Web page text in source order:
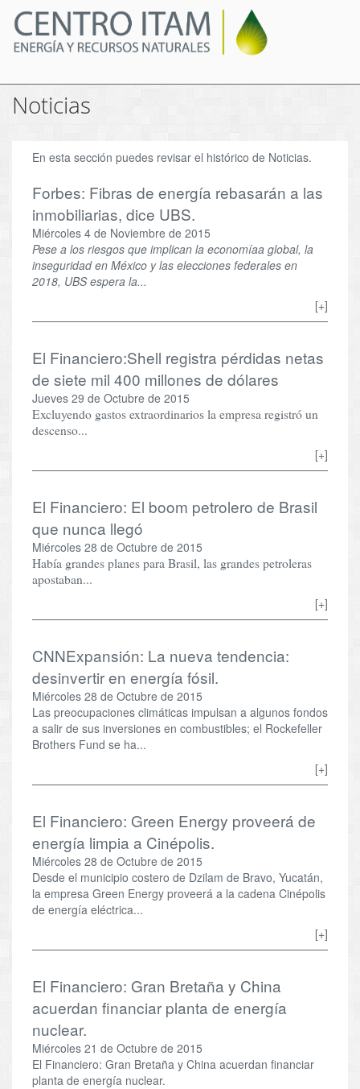
Pasar
contenido
principal
Noticias
En esta sección puedes revisar el histórico de Noticias.
Forbes: Fibras de energía rebasarán a las
inmobiliarias, dice UBS.
Miércoles 4 de Noviembre de 2015
Pese a los riesgos que implican la economíaa global, la
inseguridad en México y las elecciones federales en
2018, UBS espera la...
[+]
El Financiero:Shell registra pérdidas netas
de siete mil 400 millones de dólares
Jueves 29 de Octubre de 2015
Excluyendo gastos extraordinarios la empresa registró un
descenso...
[+]
El Financiero: El boom petrolero de Brasil
que nunca llegó
Miércoles 28 de Octubre de 2015
Había grandes planes para Brasil, las grandes petroleras
apostaban...
[+]
CNNExpansión: La nueva tendencia:
desinvertir en energía fósil.
Miércoles 28 de Octubre de 2015
Las preocupaciones climáticas impulsan a algunos fondos
a salir de sus inversiones en combustibles; el Rockefeller
Brothers Fund se ha...
[+]
El Financiero: Green Energy proveerá de
energía limpia a Cinépolis.
Miércoles 28 de Octubre de 2015
Desde el municipio costero de Dzilam de Bravo, Yucatán,
la empresa Green Energy proveerá a la cadena Cinépolis
de energía eléctrica...
[+]
El Financiero: Gran Bretaña y China
acuerdan financiar planta de energía
nuclear.
Miércoles 21 de Octubre de 2015
El Financiero: Gran Bretaña y China acuerdan financiar
planta de energía nuclear.